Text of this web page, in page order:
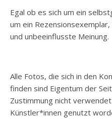
Egal ob es sich um ein
um ein
und unbeeinflusste Meinung.
Alle Fotos, die sich in den
finden sind Eigentum der
Zustimmung nicht
Künstler*innen genutzt